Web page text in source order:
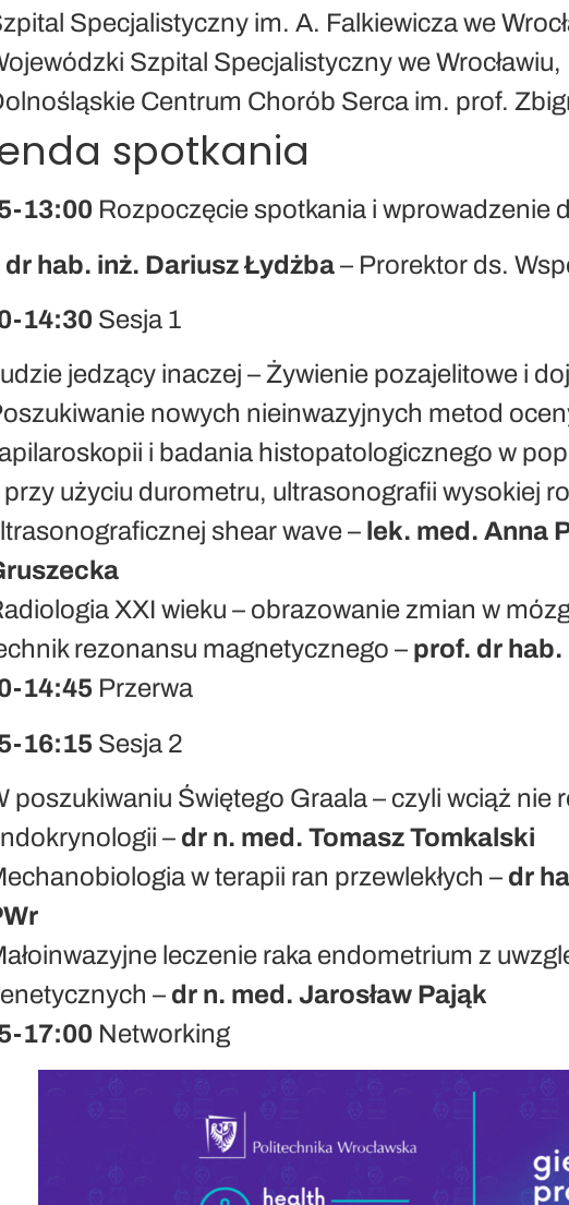
Specjalistyczny im. A. Falkiewicza we
Szpital Specjalistyczny we Wrocławiu,
Centrum Chorób Serca im. prof.
spotkania
13:00 Rozpoczęcie spotkania i wprowadzenie
hab. inż. Dariusz Łydżba– Prorektor ds.
14:30 Sesja 1
jedzący inaczej – Żywienie pozajelitowe i
nowych nieinwazyjnych metod
i badania histopatologicznego w
przy użyciu durometru, ultrasonografii wysokiej
shear wave – lek. med. Anna
XXI wieku – obrazowanie zmian w
rezonansu magnetycznego – prof. dr
14:45 Przerwa
16:15 Sesja 2
poszukiwaniu Świętego Graala – czyli wciąż nie
– dr n. med. Tomasz Tomkalski
w terapii ran przewlekłych – dr
leczenie raka endometrium z
– dr n. med. Jarosław Pająk
17:00 Networking